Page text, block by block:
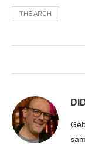
THE ARCH